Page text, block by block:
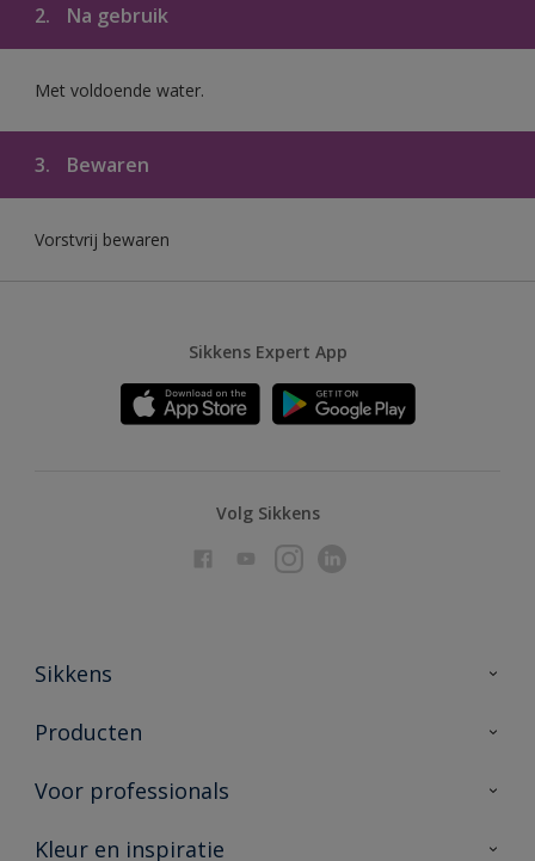
2. Na gebruik
Met voldoende water.
3. Bewaren
Vorstvrij bewaren
Sikkens Expert App
Volg Sikkens
Sikkens
Over Sikkens
Duurzaamheid
Producten
Producten voor binnen
Vind je verkooppunt
Voor professionals
Advies & service
Kleur en inspiratie